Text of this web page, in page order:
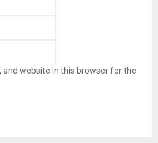
and website in this browser for the